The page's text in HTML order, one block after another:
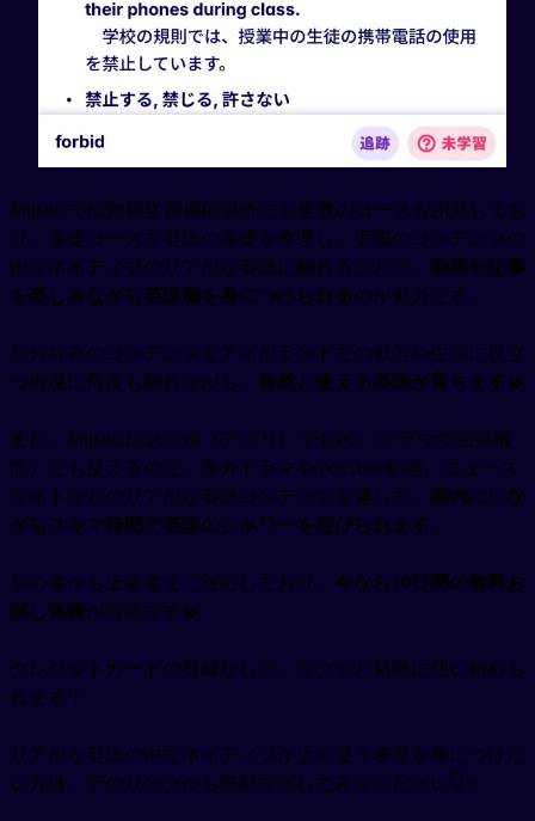
Migakuでは動画学習機能以外にも複数のコースを用意してお
り、基礎コースで英語の基礎を整理し、実際のコンテンツの
中でネイティブのリアルな英語に触れることで、 動画や記事
を楽しみながら英語脳を身につけられるのが魅力です。
自分好みのコンテンツでアイルランドでの就労や生活に役立
つ表現に何度も触れながら、
自然と使える英語が育ちます💫
また、Migakuはスマホ（アプリ）でもPC（ブラウザ拡張機
能）でも使えるので、海外ドラマやYouTube動画、ニュース
サイトなどのリアルな英語コンテンツを通して、
国内にいな
がらスキマ時間で英語のシャワーを浴びられます。
初心者から上級者まで対応しており、 今なら10日間の無料お
試し体験が可能です💫
クレジットカードの登録なしで、サクッと気軽に使い始めら
れます！
リアルな英語の中でネイティブがよく使う表現を身につけた
い方は、下のリンクから無料で試してみてください👇✨